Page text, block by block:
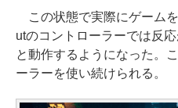
この状態で実際にゲーム
utのコントローラーでは反
と動作するようになった。
ーラーを使い続けられる。